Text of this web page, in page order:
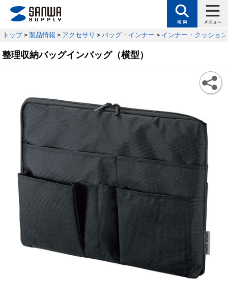
トップ> 製品情報 > アクセサリ > バッグ・インナー > インナー・クッショ
整理収納バッグインバッグ（横型）